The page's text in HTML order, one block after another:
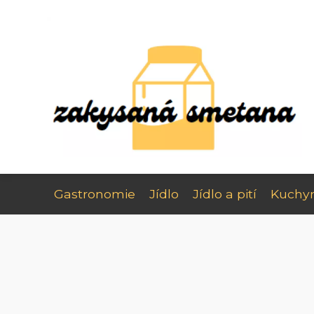
Gastronomie Jídlo Jídlo a pití